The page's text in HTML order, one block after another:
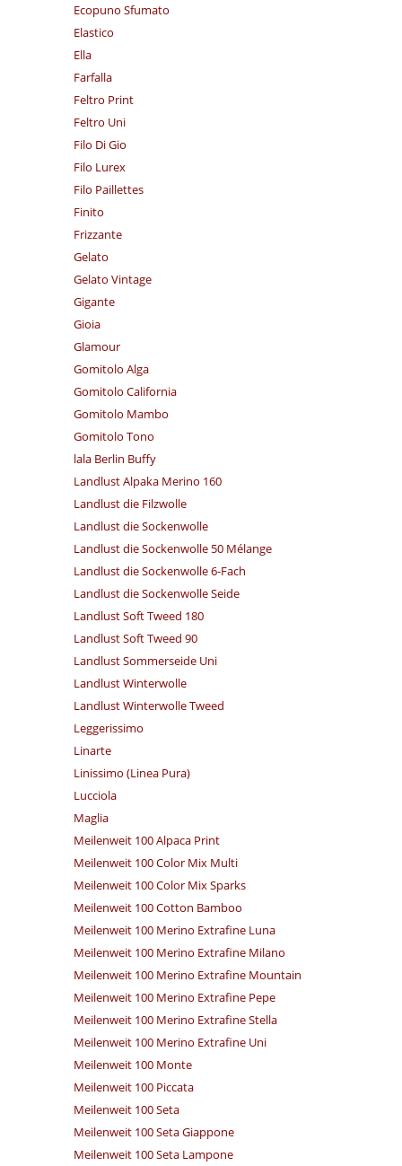
Ecopuno Sfumato
Elastico
Ella
Farfalla
Feltro Print
Feltro Uni
Filo Di Gio
Filo Lurex
Filo Paillettes
Finito
Frizzante
Gelato
Gelato Vintage
Gigante
Gioia
Glamour
Gomitolo Alga
Gomitolo California
Gomitolo Mambo
Gomitolo Tono
lala Berlin Buffy
Landlust Alpaka Merino 160
Landlust die Filzwolle
Landlust die Sockenwolle
Landlust die Sockenwolle 50 Mélange
Landlust die Sockenwolle 6-Fach
Landlust die Sockenwolle Seide
Landlust Soft Tweed 180
Landlust Soft Tweed 90
Landlust Sommerseide Uni
Landlust Winterwolle
Landlust Winterwolle Tweed
Leggerissimo
Linarte
Linissimo (Linea Pura)
Lucciola
Maglia
Meilenweit 100 Alpaca Print
Meilenweit 100 Color Mix Multi
Meilenweit 100 Color Mix Sparks
Meilenweit 100 Cotton Bamboo
Meilenweit 100 Merino Extrafine Luna
Meilenweit 100 Merino Extrafine Milano
Meilenweit 100 Merino Extrafine Mountain
Meilenweit 100 Merino Extrafine Pepe
Meilenweit 100 Merino Extrafine Stella
Meilenweit 100 Merino Extrafine Uni
Meilenweit 100 Monte
Meilenweit 100 Piccata
Meilenweit 100 Seta
Meilenweit 100 Seta Giappone
Meilenweit 100 Seta Lampone